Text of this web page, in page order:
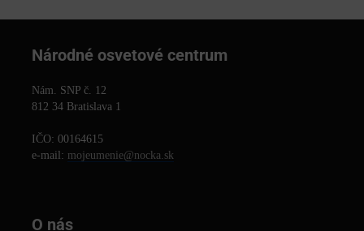
Národné osvetové centrum
Nám. SNP č. 12
812 34 Bratislava 1
IČO: 00164615
e-mail: mojeumenie@nocka.sk
O nás